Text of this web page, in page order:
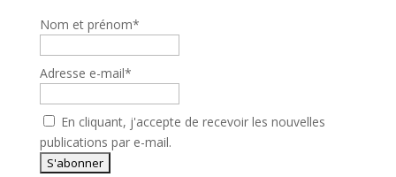
Nom et prénom*
Adresse e-mail*
En cliquant, j'accepte de recevoir les nouvelles
publications par e-mail.